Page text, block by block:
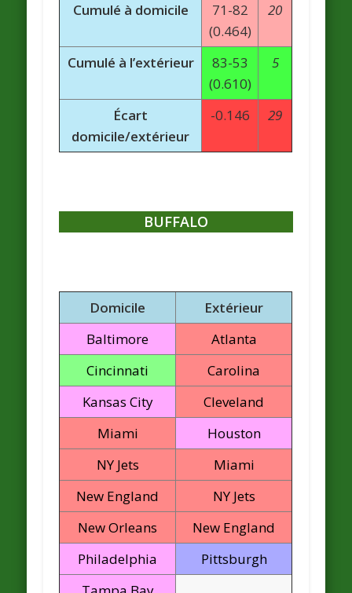
Cumulé à domicile
71-82
(0.464)
20
Cumulé à l’extérieur
83-53
(0.610)
5
Écart
domicile/extérieur
-0.146 29
BUFFALO
Domicile
Extérieur
Baltimore
Atlanta
Cincinnati
Carolina
Kansas City
Cleveland
Miami
Houston
NY Jets
Miami
New England
NY Jets
New Orleans
New England
Philadelphia
Pittsburgh